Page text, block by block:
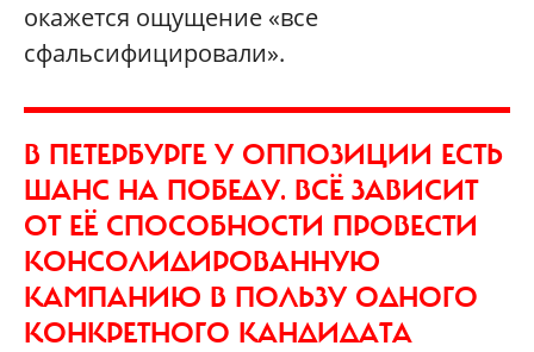
окажется ощущение «все
сфальсифицировали».
В ПЕТЕРБУРГЕ У ОППОЗИЦИИ ЕСТЬ
ШАНС НА ПОБЕДУ. ВСЁ ЗАВИСИТ
ОТ ЕЁ СПОСОБНОСТИ ПРОВЕСТИ
КОНСОЛИДИРОВАННУЮ
КАМПАНИЮ В ПОЛЬЗУ ОДНОГО
КОНКРЕТНОГО КАНДИДАТА